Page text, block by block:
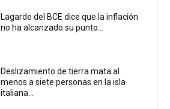
Lagarde del BCE dice que la inflación
no ha alcanzado su punto...
Deslizamiento de tierra mata al
menos a siete personas en la isla
italiana...